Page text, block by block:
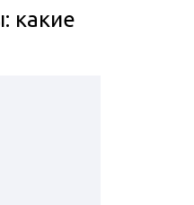
какие